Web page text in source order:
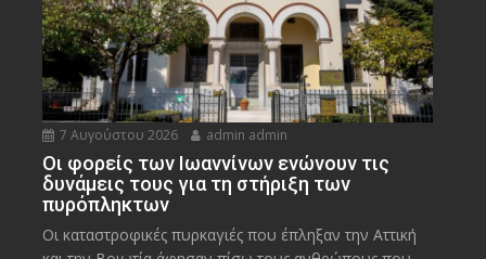
7 Αυγούστου 2026 admin admin
Οι φορείς των Ιωαννίνων ενώνουν τις
δυνάμεις τους για τη στήριξη των
πυρόπληκτων
Οι καταστροφικές πυρκαγιές που έπληξαν την Αττική